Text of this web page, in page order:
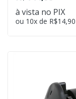
à vista no PIX
ou 10x de